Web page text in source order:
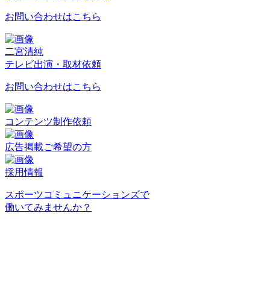
お問い合わせはこちら
二宮清純
テレビ出演・取材依頼
お問い合わせはこちら
コンテンツ制作依頼
広告掲載ご希望の方
採用情報
スポーツコミュニケーションズで
働いてみませんか？